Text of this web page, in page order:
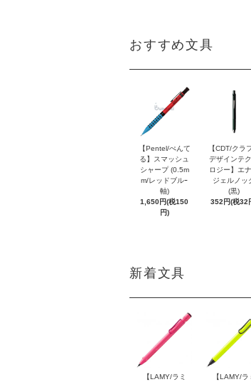
おすすめ文具
【Pentel/ぺんて
る】スマッシュ
シャープ (0.5m
m/レッドブルｰ
軸)
1,650円(税150
円)
【CDT/クラ
デザインテ
ロジー】エ
ジェルノッ
(黒)
352円(税32
新着文具
【LAMY/ラミ
【LAMY/ラ